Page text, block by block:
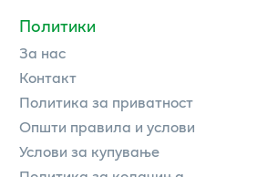
Политики
За нас
Контакт
Политика за приватност
Општи правила и услови
Услови за купување